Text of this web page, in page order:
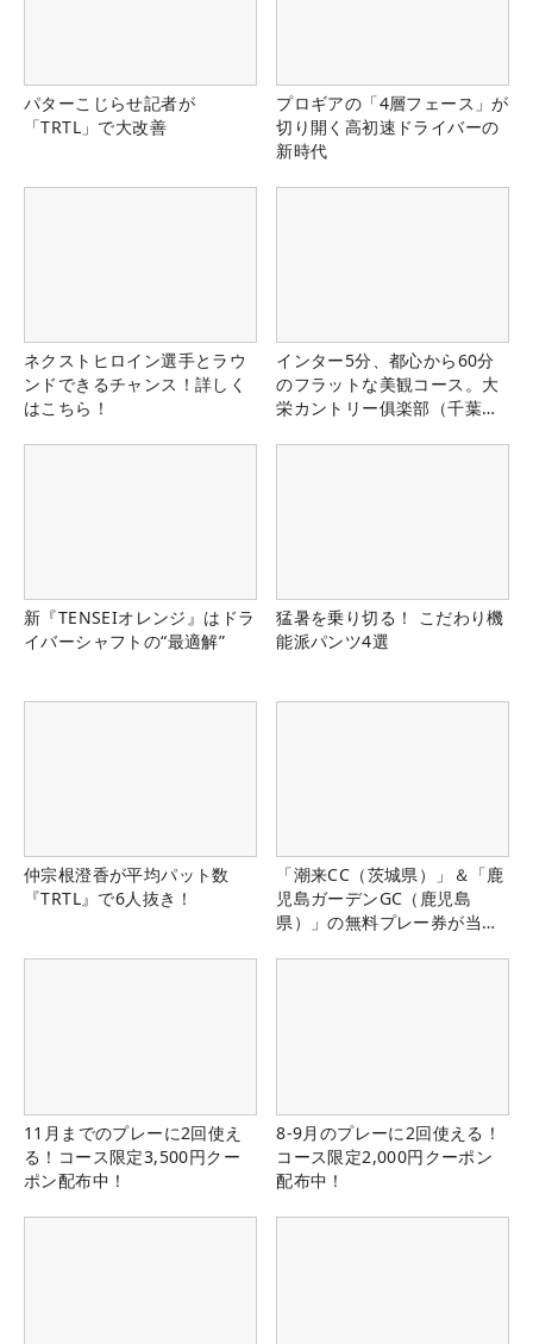
パターこじらせ記者が
「TRTL」で大改善
プロギアの「4層フェース」が
切り開く高初速ドライバーの
新時代
ネクストヒロイン選手とラウ
ンドできるチャンス！詳しく
はこちら！
インター5分、都心から60分
のフラットな美観コース。大
栄カントリー俱楽部（千葉
新『TENSEIオレンジ』はドラ
イバーシャフトの“最適解”
猛暑を乗り切る！ こだわり機
能派パンツ4選
仲宗根澄香が平均パット数
『TRTL』で6人抜き！
「潮来CC（茨城県）」＆「鹿
児島ガーデンGC（鹿児島
県）」の無料プレー券が当た
11月までのプレーに2回使え
る！コース限定3,500円クー
ポン配布中！
8-9月のプレーに2回使える！
コース限定2,000円クーポン
配布中！